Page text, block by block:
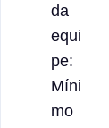
da
equi
pe:
Míni
mo